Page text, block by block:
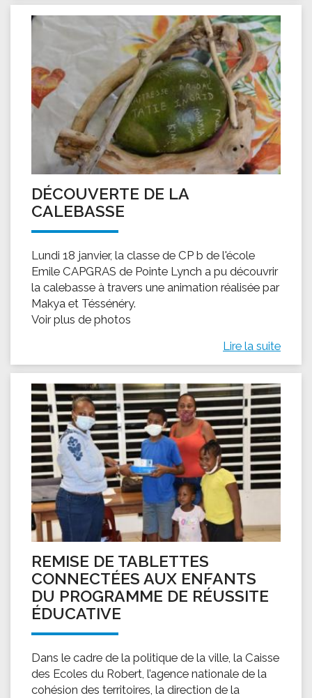
DÉCOUVERTE DE LA
CALEBASSE
Lundi 18 janvier, la classe de CP b de l'école
Emile CAPGRAS de Pointe Lynch a pu découvrir
la calebasse à travers une animation réalisée par
Makya et Téssénéry.
Voir plus de photos
Lire la suite
REMISE DE TABLETTES
CONNECTÉES AUX ENFANTS
DU PROGRAMME DE RÉUSSITE
ÉDUCATIVE
Dans le cadre de la politique de la ville, la Caisse
des Ecoles du Robert, l’agence nationale de la
cohésion des territoires, la direction de la